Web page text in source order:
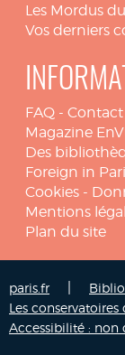
Les Mordus
Vos derniers
FAQ - Contact
Magazine
Des
Foreign in
Cookies -
Mentions
Plan du site
paris.fr
Les
Accessibilité : non